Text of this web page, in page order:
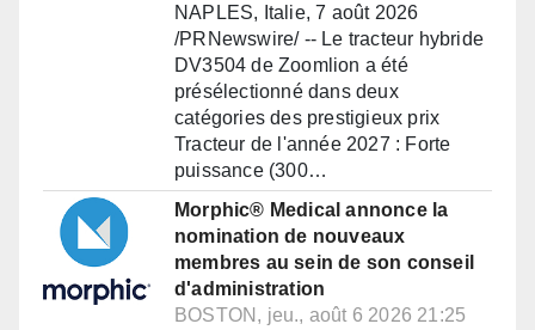
NAPLES, Italie, 7 août 2026
/PRNewswire/ -- Le tracteur hybride
DV3504 de Zoomlion a été
présélectionné dans deux
catégories des prestigieux prix
Tracteur de l'année 2027 : Forte
puissance (300…
Morphic® Medical annonce la
nomination de nouveaux
membres au sein de son conseil
d'administration
BOSTON, jeu., août 6 2026 21:25